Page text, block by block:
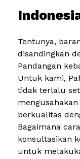
Tentunya,
disandingkan
Pandangan
Untuk kami,
tidak terlalu
berkualitas
Bagaimana
konsultasikan
untuk